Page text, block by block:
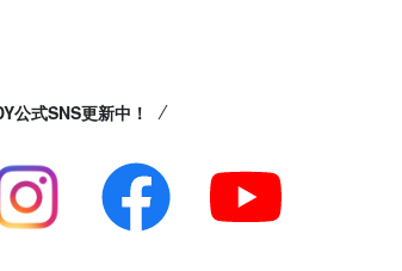
公式SNS更新中！